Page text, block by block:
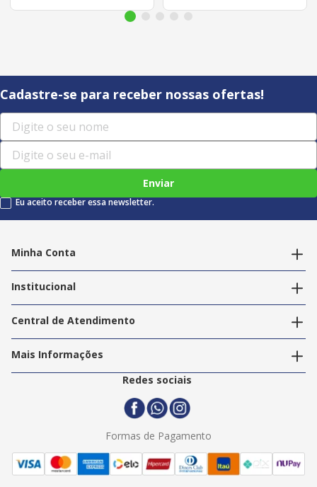
Cadastre-se para receber nossas ofertas!
Enviar
Eu aceito receber essa newsletter.
Minha Conta
Editar endereços
Institucional
Nossas Lojas
Trabalhe Conosco
Central de Atendimento
Política de Privacidade
Termos e Condições
Politica de Entrega
Mais Informações
2ª Via Nota Fiscal
Redes sociais
Formas de Pagamento